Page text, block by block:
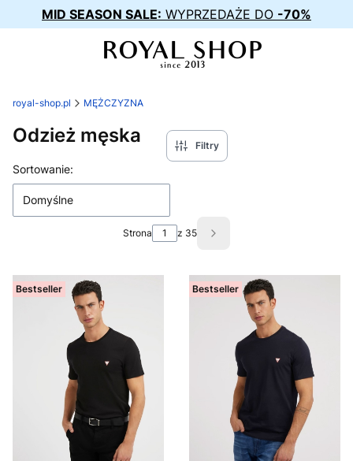
MID SEASON SALE: WYPRZEDAŻE DO -70%
royal-shop.pl MĘŻCZYZNA
Odzież męska Filtry
Lista produktów
Sortowanie:
Domyślne
Strona z 35 Następne produkty
Bestseller Bestseller